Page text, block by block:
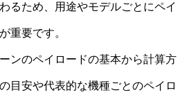
るため、用途やモデルごとにペイ
重要です。
ンのペイロードの基本から計算方
目安や代表的な機種ごとのペイロ